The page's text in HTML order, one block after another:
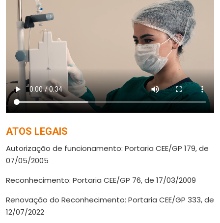
ATOS LEGAIS
Autorização de funcionamento: Portaria CEE/GP 179, de
07/05/2005
Reconhecimento: Portaria CEE/GP 76, de 17/03/2009
Renovação do Reconhecimento: Portaria CEE/GP 333, de
12/07/2022